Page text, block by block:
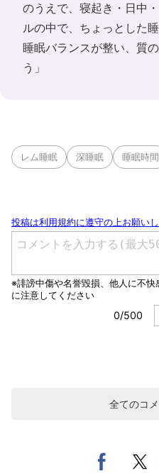
のうえで、寝起き・日中
ルの中で、ちょっとした
睡眠バランスが整い、質
う」
レム睡眠 深睡眠 睡眠時間
全てのコ